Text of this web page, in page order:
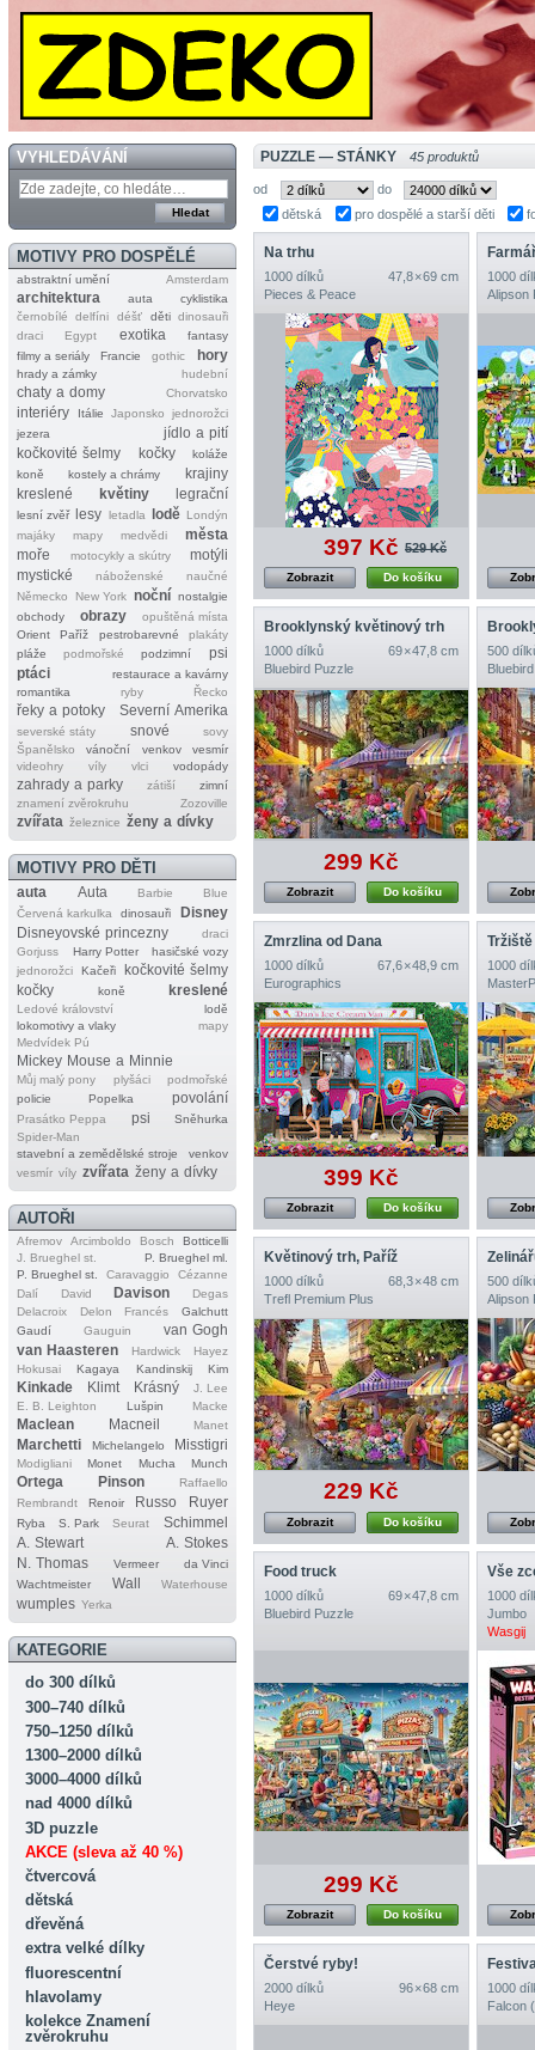
VYHLEDÁVÁNÍ
MOTIVY PRO DOSPĚLÉ
abstraktní umění Amsterdam
architektura auta
cyklistika
černobílé
delfíni déšť děti dinosauři
draci
Egypt exotika
fantasy
filmy a seriály
Francie gothic hory
hrady a zámky hudební
chaty a domy Chorvatsko
interiéry Itálie Japonsko
jednorožci
jezera
jídlo a pití
kočkovité šelmy
kočky
koláže
koně
kostely a chrámy
krajiny
kreslené
květiny legrační
lesní zvěř lesy letadla lodě Londýn
majáky
mapy medvědi
města
moře
motocykly a skútry
motýli
mystické
náboženské
naučné
Německo
New York noční nostalgie
obchody
obrazy
opuštěná místa
Orient
Paříž pestrobarevné
plakáty
pláže
podmořské podzimní
psi
ptáci
restaurace a kavárny
romantika
ryby Řecko
řeky a potoky Severní Amerika
severské státy snové
sovy
Španělsko
vánoční venkov
vesmír
videohry
víly vlci vodopády
zahrady a parky zátiší
zimní
znamení zvěrokruhu
Zozoville
zvířata železnice ženy a dívky
MOTIVY PRO DĚTI
auta Auta Barbie
Blue
Červená karkulka
dinosauři
Disney
Disneyovské princezny
draci
Gorjuss
Harry Potter
hasičské vozy
jednorožci
Kačeři
kočkovité šelmy
kočky
koně kreslené
Ledové království
lodě
lokomotivy a vlaky
mapy
Medvídek Pú
Mickey Mouse a Minnie
Můj malý pony plyšáci
podmořské
policie
Popelka povolání
Prasátko Peppa psi
Sněhurka
Spider‐Man
stavební a zemědělské stroje
venkov
vesmír víly zvířata ženy a dívky
AUTOŘI
Afremov Arcimboldo Bosch
Botticelli
J. Brueghel st.
P. Brueghel ml.
P. Brueghel st.
Caravaggio
Cézanne
Dalí
David Davison
Degas
Delacroix
Delon Francés
Galchutt
Gaudí
Gauguin
van Gogh
van Haasteren
Hardwick
Hayez
Hokusai
Kagaya Kandinskij Kim
Kinkade Klimt Krásný
J. Lee
E. B. Leighton
Lušpin Macke
Maclean Macneil Manet
Marchetti Michelangelo Misstigri
Modigliani Monet Mucha Munch
Ortega Pinson
Raffaello
Rembrandt
Renoir Russo Ruyer
Ryba S. Park Seurat
Schimmel
A. Stewart
A. Stokes
N. Thomas
Vermeer
da Vinci
Wachtmeister
Wall Waterhouse
wumples Yerka
KATEGORIE
do 300 dílků
300–740 dílků
750–1250 dílků
1300–2000 dílků
3000–4000 dílků
nad 4000 dílků
3D puzzle
AKCE (sleva až 40 %)
čtvercová
dětská
dřevěná
extra velké dílky
fluorescentní
hlavolamy
kolekce Znamení
zvěrokruhu
PUZZLE — STÁNKY 45 produktů
od
do
dětská
pro dospělé a starší děti
Na trhu
1000 dílků
47,8 × 69 cm
Pieces & Peace
397 Kč 529 Kč
Do košíku
Zobrazit
1000
Alipson
Brooklynský květinový trh
1000 dílků
69 × 47,8 cm
Bluebird Puzzle
299 Kč
Do košíku
Zobrazit
500
Zmrzlina od Dana
1000 dílků
67,6 × 48,9 cm
Eurographics
399 Kč
Do košíku
Zobrazit
Tržiště
1000
Květinový trh, Paříž
1000 dílků
68,3 × 48 cm
Trefl Premium Plus
229 Kč
Do košíku
Zobrazit
500
Alipson
Food truck
1000 dílků
69 × 47,8 cm
Bluebird Puzzle
299 Kč
Do košíku
Zobrazit
Vše
1000
Jumbo
Wasgij
Čerstvé ryby!
2000 dílků
96 × 68 cm
Heye
1000
Falcon